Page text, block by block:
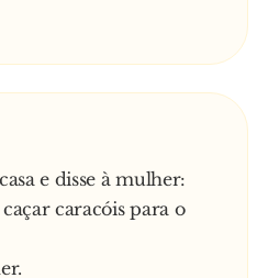
e disse à mulher:
caracóis para o